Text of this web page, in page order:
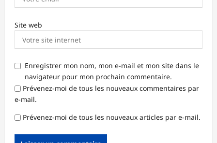
Site web
Enregistrer mon nom, mon e-mail et mon site dans le
navigateur pour mon prochain commentaire.
Prévenez-moi de tous les nouveaux commentaires par
e-mail.
Prévenez-moi de tous les nouveaux articles par e-mail.